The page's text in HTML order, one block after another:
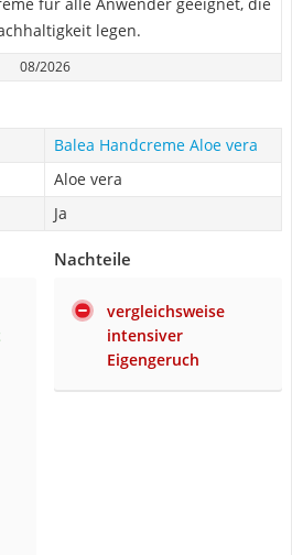
legen.
08/2026
Balea Handcreme Aloe vera
Aloe vera
Ja
Nachteile
vergleichsweise
intensiver
Eigengeruch